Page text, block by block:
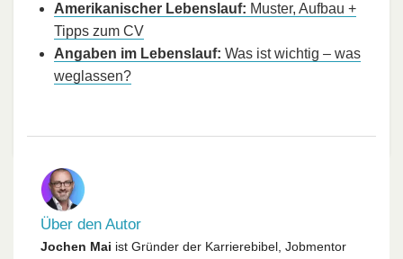
Amerikanischer Lebenslauf: Muster, Aufbau +
Tipps zum CV
Angaben im Lebenslauf: Was ist wichtig – was
weglassen?
Über den Autor
Jochen Mai ist Gründer der Karrierebibel, Jobmentor